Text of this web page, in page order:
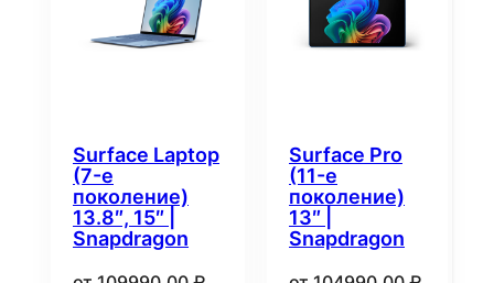
Surface Laptop
(7-е
поколение)
13.8″, 15″ |
Snapdragon
Surface Pro
(11-е
поколение)
13″ |
Snapdragon